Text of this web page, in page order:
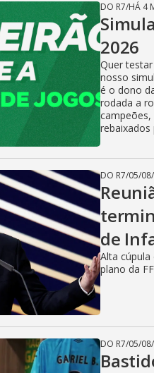
DO R7/HÁ 4
2026
Quer
nosso
é o dono
rodada a
campeões,
rebaixados
DO R7/05/
de
Alta
plano da
DO R7/05/